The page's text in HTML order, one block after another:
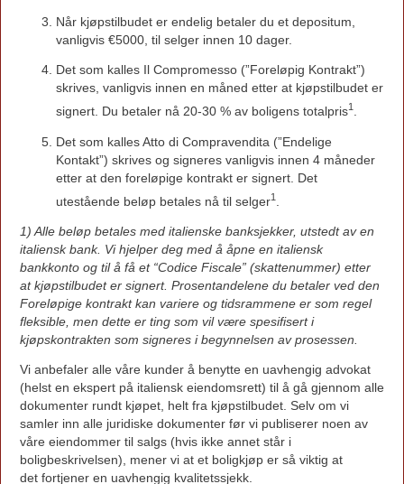
Når kjøpstilbudet er endelig betaler du et depositum,
vanligvis €5000, til selger innen 10 dager.
Det som kalles Il Compromesso (”Foreløpig Kontrakt”)
skrives, vanligvis innen en måned etter at kjøpstilbudet er
signert. Du betaler nå 20-30 % av boligens totalpris1.
Det som kalles Atto di Compravendita (”Endelige
Kontakt”) skrives og signeres vanligvis innen 4 måneder
etter at den foreløpige kontrakt er signert. Det
utestående beløp betales nå til selger1.
1) Alle beløp betales med italienske banksjekker, utstedt av en
italiensk bank. Vi hjelper deg med å åpne en italiensk
bankkonto og til å få et “Codice Fiscale” (skattenummer) etter
at kjøpstilbudet er signert. Prosentandelene du betaler ved den
Foreløpige kontrakt kan variere og tidsrammene er som regel
fleksible, men dette er ting som vil være spesifisert i
kjøpskontrakten som signeres i begynnelsen av prosessen.
Vi anbefaler alle våre kunder å benytte en uavhengig advokat
(helst en ekspert på italiensk eiendomsrett) til å gå gjennom alle
dokumenter rundt kjøpet, helt fra kjøpstilbudet. Selv om vi
samler inn alle juridiske dokumenter før vi publiserer noen av
våre eiendommer til salgs (hvis ikke annet står i
boligbeskrivelsen), mener vi at et boligkjøp er så viktig at
det fortjener en uavhengig kvalitetssjekk.